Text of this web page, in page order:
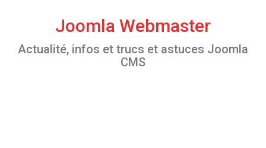
Joomla Webmaster
Actualité, infos et trucs et astuces Joomla
CMS